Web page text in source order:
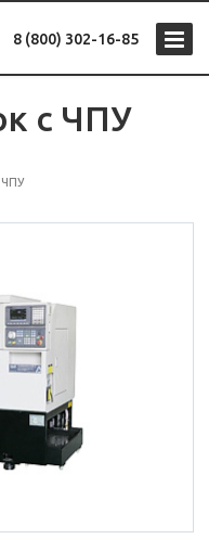
8 (800) 302-16-85
с ЧПУ
ЧПУ